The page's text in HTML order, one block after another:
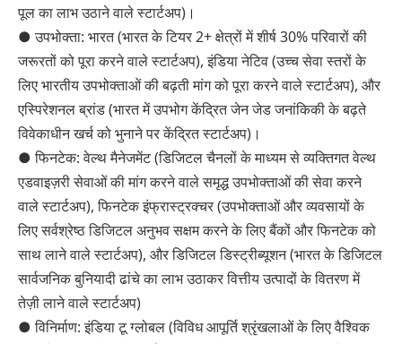
पूल का लाभ उठाने वाले स्टार्टअप)।
● उपभोक्ता: भारत (भारत के टियर 2+ क्षेत्रों में शीर्ष 30% परिवारों की
जरूरतों को पूरा करने वाले स्टार्टअप), इंडिया नेटिव (उच्च सेवा स्तरों के
लिए भारतीय उपभोक्ताओं की बढ़ती मांग को पूरा करने वाले स्टार्टअप), और
एस्पिरेशनल ब्रांड (भारत में उपभोग केंद्रित जेन जेड जनांकिकी के बढ़ते
विवेकाधीन खर्च को भुनाने पर केंद्रित स्टार्टअप)।
● फिनटेक: वेल्थ मैनेजमेंट (डिजिटल चैनलों के माध्यम से व्यक्तिगत वेल्थ
एडवाइज़री सेवाओं की मांग करने वाले समृद्ध उपभोक्ताओं की सेवा करने
वाले स्टार्टअप), फिनटेक इंफ्रास्ट्रक्चर (उपभोक्ताओं और व्यवसायों के
लिए सर्वश्रेष्ठ डिजिटल अनुभव सक्षम करने के लिए बैंकों और फिनटेक को
साथ लाने वाले स्टार्टअप), और डिजिटल डिस्ट्रीब्यूशन (भारत के डिजिटल
सार्वजनिक बुनियादी ढांचे का लाभ उठाकर वित्तीय उत्पादों के वितरण में
तेज़ी लाने वाले स्टार्टअप)
● विनिर्माण: इंडिया टू ग्लोबल (विविध आपूर्ति श्रृंखलाओं के लिए वैश्विक